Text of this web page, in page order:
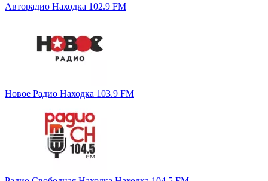
Авторадио Находка 102.9 FM
Новое Радио Находка 103.9 FM